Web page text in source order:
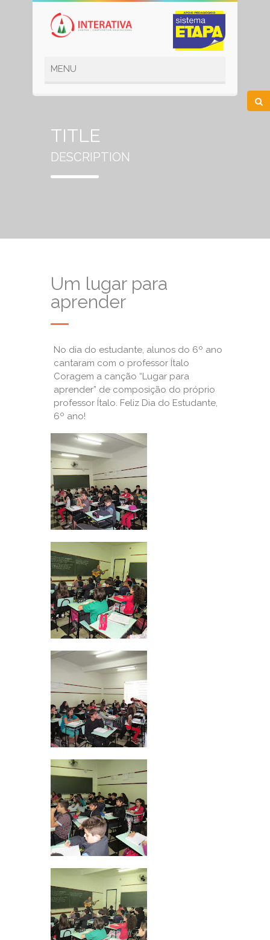
TITLE
DESCRIPTION
Um lugar para
aprender
No dia do estudante, alunos do 6º ano
cantaram com o professor Ítalo
Coragem a canção “Lugar para
aprender” de composição do próprio
professor Ítalo. Feliz Dia do Estudante,
6º ano!